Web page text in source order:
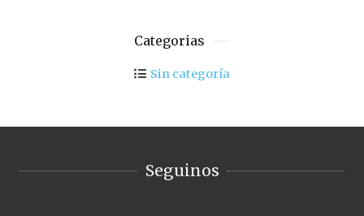
Categorias
Sin categoría
Seguinos